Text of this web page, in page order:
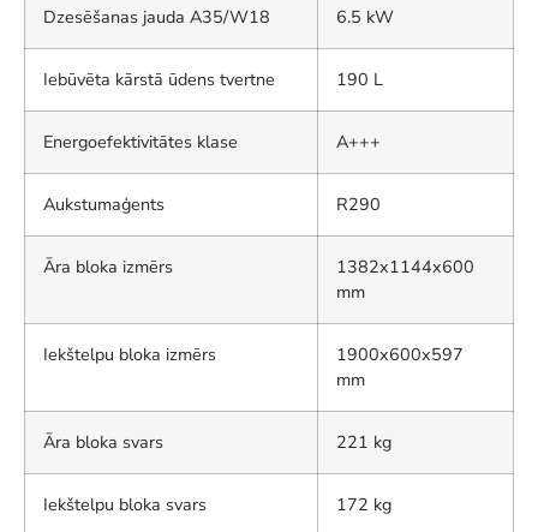
Dzesēšanas jauda A35/W18 6.5 kW
Iebūvēta kārstā ūdens tvertne 190 L
Energoefektivitātes klase A+++
Aukstumaģents R290
Āra bloka izmērs
1382x1144x600
mm
Iekštelpu bloka izmērs
1900x600x597
mm
Āra bloka svars 221 kg
Iekštelpu bloka svars 172 kg